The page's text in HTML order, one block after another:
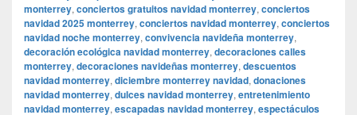
monterrey, conciertos gratuitos navidad monterrey, conciertos
navidad 2025 monterrey, conciertos navidad monterrey, conciertos
navidad noche monterrey, convivencia navideña monterrey,
decoración ecológica navidad monterrey, decoraciones calles
monterrey, decoraciones navideñas monterrey, descuentos
navidad monterrey, diciembre monterrey navidad, donaciones
navidad monterrey, dulces navidad monterrey, entretenimiento
navidad monterrey, escapadas navidad monterrey, espectáculos